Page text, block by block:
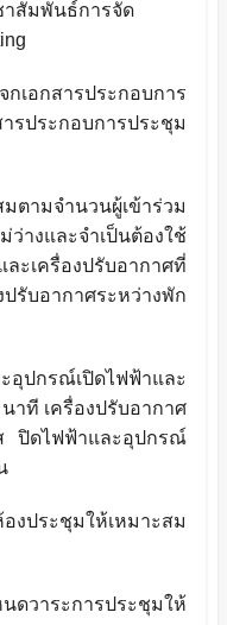
าสัมพันธ์การจัด
อกสารประกอบการ
รประกอบการประชุม
ตามจำนวนผู้เข้าร่วม
งและจำเป็นต้องใช้
เครื่องปรับอากาศที่
บอากาศระหว่างพัก
ปกรณ์เปิดไฟฟ้าและ
าที เครื่องปรับอากาศ
ปิดไฟฟ้าและอุปกรณ์
งประชุมให้เหมาะสม
วาระการประชุมให้